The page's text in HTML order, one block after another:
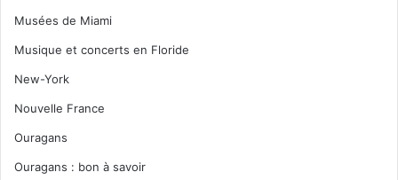
Musées de Miami
Musique et concerts en Floride
New-York
Nouvelle France
Ouragans
Ouragans : bon à savoir